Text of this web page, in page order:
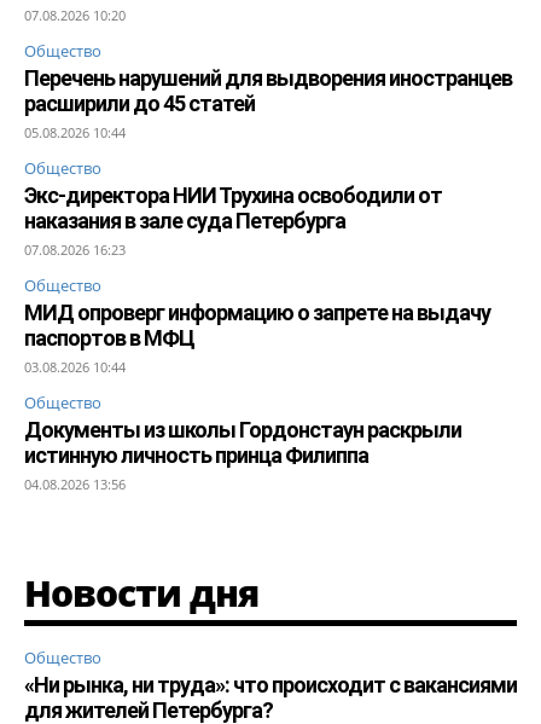
07.08.2026 10:20
Общество
Перечень нарушений для выдворения иностранцев
расширили до 45 статей
05.08.2026 10:44
Общество
Экс-директора НИИ Трухина освободили от
наказания в зале суда Петербурга
07.08.2026 16:23
Общество
МИД опроверг информацию о запрете на выдачу
паспортов в МФЦ
03.08.2026 10:44
Общество
Документы из школы Гордонстаун раскрыли
истинную личность принца Филиппа
04.08.2026 13:56
Новости дня
Общество
«Ни рынка, ни труда»: что происходит с вакансиями
для жителей Петербурга?